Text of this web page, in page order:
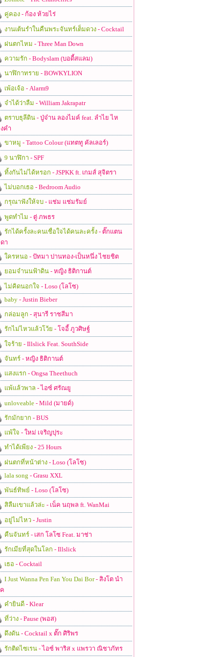
คู่คอง- ก้อง ห้วยไร่
งานเต้นรำในคืนพระจันทร์เต็มดวง- Cocktail
ฝนตกไหม - Three Man Down
ความรัก - Bodyslam (บอดี้สแลม)
นาฬิกาทราย - BOWKYLION
เพ้อเจ้อ - Alarm9
จำได้ว่าลืม - William Jakrapatr
ตราบธุลีดิน- ปู่จ๋าน ลองไมค์ feat. ลำไย ไห
คำ
ขาหมู - Tattoo Colour (แทตทู คัลเลอร์)
9 นาฬิกา - SPF
ทิ้งกันไม่ได้หรอก - JSPKK ft. เกมส์ สุจิตรา
ไม่บอกเธอ - Bedroom Audio
กรุณาฟังให้จบ- แช่ม แช่มรัมย์
พูดทำไม - ตู่ ภพธร
รักได้ครั้งละคนเชื่อใจได้คนละครั้ง- ตั๊กแตน
า
ใครหนอ - ปัทมา ปานทอง-เป็นหนึ่ง ไชยชิต
ยอมจำนนฟ้าดิน- หญิง ธิติกานต์
ไม่คิดนอกใจ - Loso (โลโซ)
baby- Justin Bieber
กล่อมลูก - สุนารี ราชสีมา
รักไม่ไหวแล้วโว้ย - โจอี้ ภูวศิษฐ์
ใจร้าย - Illslick Feat. SouthSide
จันทร์- หญิง ธิติกานต์
แสงแรก - Ongsa Theethuch
แพ้แล้วพาล - ไอซ์ ศรัณยู
unloveable- Mild (มายด์)
รักมักยาก - BUS
แพ้ใจ - ใหม่ เจริญปุระ
ทำได้เพียง- 25 Hours
ฝนตกที่หน้าต่าง- Loso (โลโซ)
lala song - Grasu XXL
พันธ์ทิพย์ - Loso (โลโซ)
สิลืมเขาแล้วล่ะ - เน็ค นฤพล ft. WanMai
อยู่ไม่ไหว- Justin
คืนจันทร์- เสก โลโซ Feat. มาช่า
รักเมียที่สุดในโลก - Illslick
เธอ - Cocktail
I Just Wanna Pen Fan You Dai Bor- สิงโต นำ
คำยินดี- Klear
ที่ว่าง- Pause (พอส)
ดึงดัน- Cocktail x ตั๊ก ศิริพร
รักติดไซเรน- ไอซ์ พาริส x แพรวา ณิชาภัทร